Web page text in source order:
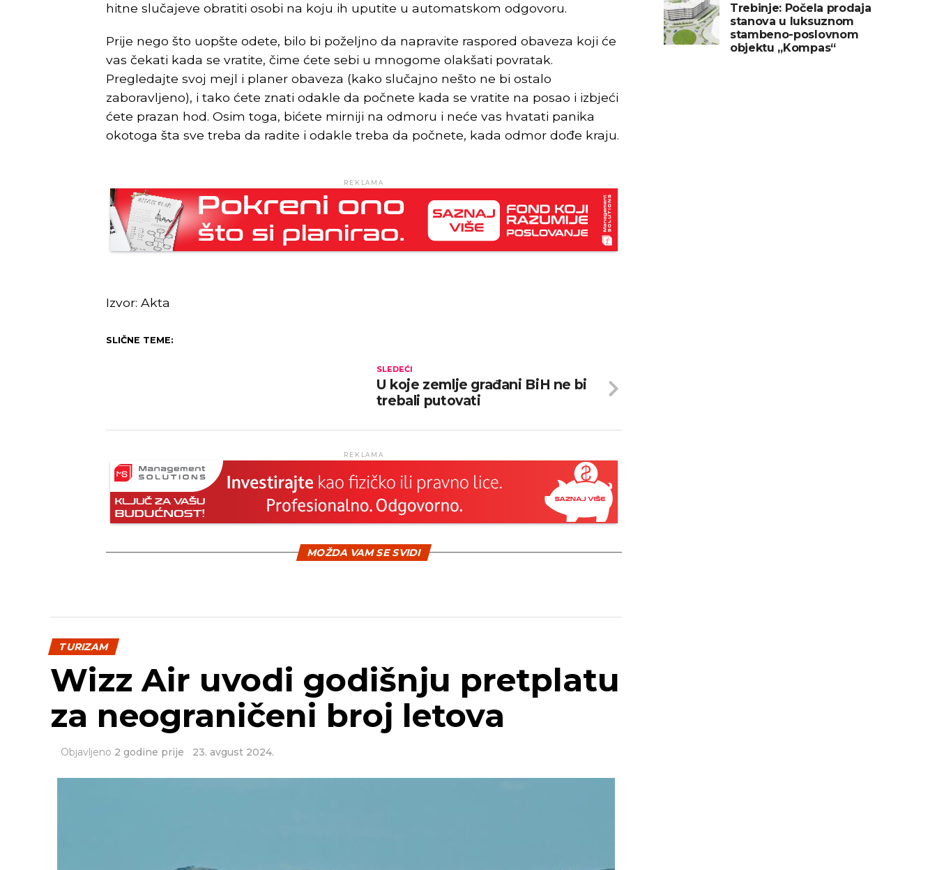
hitne slučajeve obratiti osobi na koju ih uputite u automatskom odgovoru.
Prije nego što uopšte odete, bilo bi poželjno da napravite raspored obaveza koji će
vas čekati kada se vratite, čime ćete sebi u mnogome olakšati povratak.
Pregledajte svoj mejl i planer obaveza (kako slučajno nešto ne bi ostalo
zaboravljeno), i tako ćete znati odakle da počnete kada se vratite na posao i izbjeći
ćete prazan hod. Osim toga, bićete mirniji na odmoru i neće vas hvatati panika
okotoga šta sve treba da radite i odakle treba da počnete, kada odmor dođe kraju.
REKLAMA
Izvor: Akta
SLIČNE TEME:
SLEDEĆI
U koje zemlje građani BiH ne bi
trebali putovati
REKLAMA
MOŽDA VAM SE SVIDI
TURIZAM
Wizz Air uvodi godišnju pretplatu
za neograničeni broj letova
Objavljeno 2 godine prije 23. avgust 2024.
Trebinje: Počela prodaja
stanova u luksuznom
stambeno-poslovnom
objektu „Kompas“